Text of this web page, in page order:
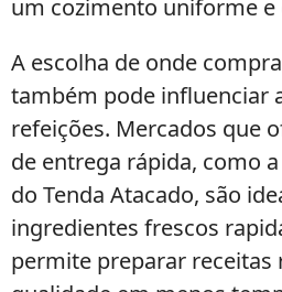
um cozimento uniforme e
A escolha de onde
também pode influenciar
refeições. Mercados que
de entrega rápida, como
do Tenda Atacado, são
ingredientes frescos
permite preparar receitas